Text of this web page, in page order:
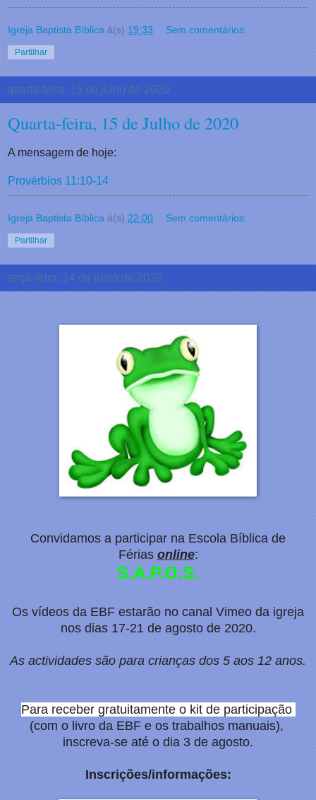
Igreja Baptista Bíblica à(s) 19:33 Sem comentários:
Partilhar
quarta-feira, 15 de julho de 2020
Quarta-feira, 15 de Julho de 2020
A mensagem de hoje:
Provérbios 11:10-14
Igreja Baptista Bíblica à(s) 22:00 Sem comentários:
Partilhar
terça-feira, 14 de julho de 2020
Convidamos a participar na Escola Bíblica de
Férias online:
S.A.P.O.S.
Os vídeos da EBF estarão no canal Vimeo da igreja
nos dias 17-21 de agosto de 2020.
As actividades são para crianças dos 5 aos 12 anos.
Para receber gratuitamente o kit de participação
(com o livro da EBF e os trabalhos manuais),
inscreva-se até o dia 3 de agosto.
Inscrições/informações: